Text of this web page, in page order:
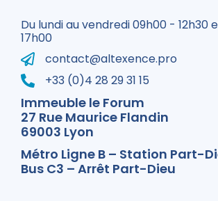
Du lundi au vendredi 09h00 - 12h30
17h00
contact@altexence.pro
+33 (0)4 28 29 31 15
Immeuble le Forum
27 Rue Maurice Flandin
69003 Lyon
Métro Ligne B – Station Part-
Bus C3 – Arrêt Part-Dieu